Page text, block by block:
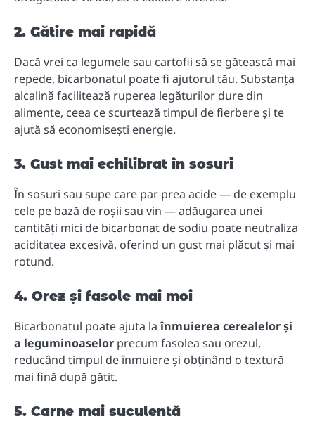
2. Gătire mai rapidă
Dacă vrei ca legumele sau cartofii să se gătească mai
repede, bicarbonatul poate fi ajutorul tău. Substanța
alcalină facilitează ruperea legăturilor dure din
alimente, ceea ce scurtează timpul de fierbere și te
ajută să economisești energie.
3. Gust mai echilibrat în sosuri
În sosuri sau supe care par prea acide — de exemplu
cele pe bază de roșii sau vin — adăugarea unei
cantități mici de bicarbonat de sodiu poate neutraliza
aciditatea excesivă, oferind un gust mai plăcut și mai
rotund.
4. Orez și fasole mai moi
Bicarbonatul poate ajuta laînmuierea cerealelor și
a leguminoaselor precum fasolea sau orezul,
reducând timpul de înmuiere și obținând o textură
mai fină după gătit.
5. Carne mai suculentă